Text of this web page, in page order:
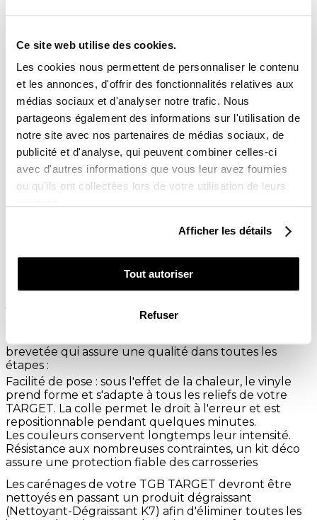
Ce site web utilise des cookies.
Les cookies nous permettent de personnaliser le contenu
et les annonces, d'offrir des fonctionnalités relatives aux
médias sociaux et d'analyser notre trafic. Nous
partageons également des informations sur l'utilisation de
notre site avec nos partenaires de médias sociaux, de
publicité et d'analyse, qui peuvent combiner celles-ci
avec d'autres informations que vous leur avez fournies
ou qu'ils ont collectées lors de votre utilisation de leurs
Afficher les détails
Tout autoriser
Refuser
lock 4x sans frais avec Paypal
 RETOUR ET REMBOURSEMENT
Lien vers notre politique de remboursement
UNE QUESTION ?
Une équipe vous répond du lundi au vendredi de
9h00 à 18h00
Contact : 03 85 30 30 24
Pose du kit Avis client
Composition du kit déco Quad pour TGB TARGET :
Ailes avant / Ailes arrière / Face avant / Parties latérales
Nous fabriquons nos kit déco Quad avec une matière
brevetée qui assure une qualité dans toutes les
étapes :
Facilité de pose : sous l'effet de la chaleur, le vinyle
prend forme et s'adapte à tous les reliefs de votre
TARGET. La colle permet le droit à l'erreur et est
repositionnable pendant quelques minutes.
Les couleurs conservent longtemps leur intensité.
Résistance aux nombreuses contraintes, un kit déco
assure une protection fiable des carrosseries
Les carénages de votre TGB TARGET devront être
nettoyés en passant un produit dégraissant
(Nettoyant-Dégraissant K7) afin d'éliminer toutes les